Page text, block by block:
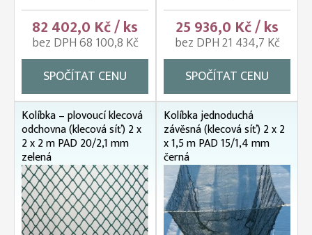
82 402,0 Kč / ks
bez DPH 68 100,8 Kč
SPOČÍTAT CENU
25 936,0 Kč / ks
bez DPH 21 434,7 Kč
SPOČÍTAT CENU
Kolíbka – plovoucí klecová
odchovna (klecová síť) 2 x
2 x 2 m PAD 20/2,1 mm
zelená
Kolíbka jednoduchá
závěsná (klecová síť) 2 x 2
x 1,5 m PAD 15/1,4 mm
černá